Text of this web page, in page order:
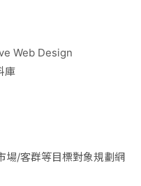
Web Design
庫
場/客群等目標對象規劃網